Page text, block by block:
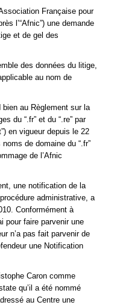
Française pour
l’“Afnic”) une demande
et de gel des
des données du litige,
au nom de
bien au Règlement sur la
du “.fr” et du “.re” par
en vigueur depuis le 22
de domaine du “.fr”
de l’Afnic
une notification de la
administrative, a
Conformément à
pour faire parvenir une
n’a pas fait parvenir de
une Notification
Caron comme
qu’il a été nommé
au Centre une